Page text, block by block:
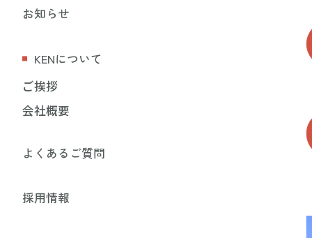
お知らせ
KENについて
ご挨拶
会社概要
よくあるご質問
採用情報